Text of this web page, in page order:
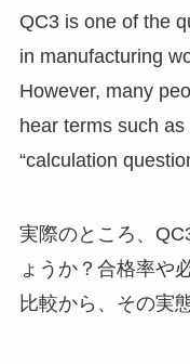
QC3 is one of the
in manufacturing
However, many
hear terms such as
“calculation
実際のところ、
ょうか？合格率や
比較から、その実